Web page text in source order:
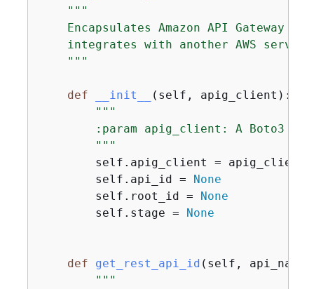
"""
Encapsulates Amazon API Gateway
integrates with another AWS
    """
def __init__ ( self, apig_client ):
"""
:param apig_client: A Boto3
        """
        self.apig_client = apig_client
        self.api_id =
None
        self.root_id =
None
        self.stage =
None
def get_rest_api_id ( self, api_name
"""